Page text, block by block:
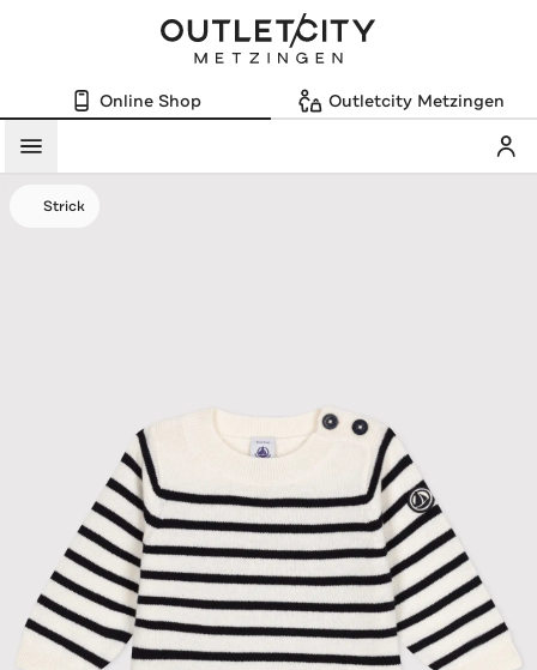
Online Shop Outletcity Metzingen
Menü
Strick